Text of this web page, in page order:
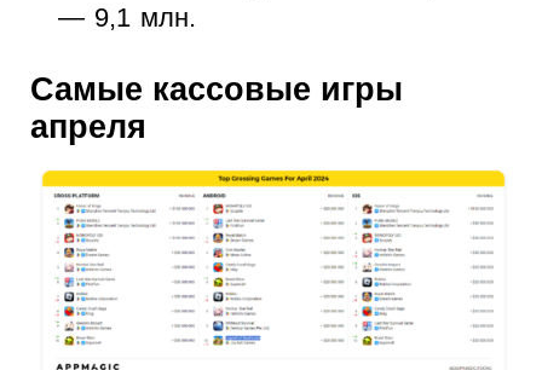
— 9,1 млн.
Самые кассовые игры
апреля